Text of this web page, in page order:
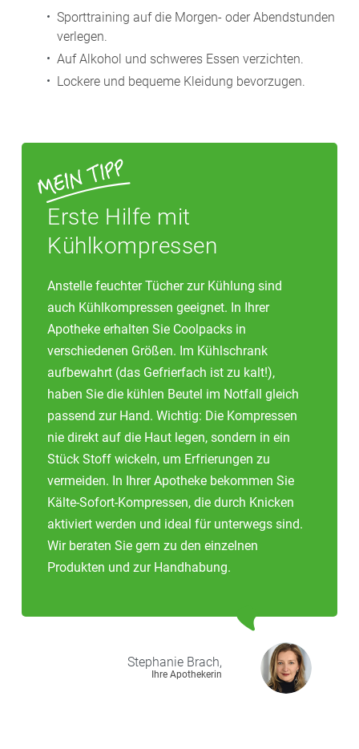
Sporttraining auf die Morgen- oder Abendstunden
verlegen.
Auf Alkohol und schweres Essen verzichten.
Lockere und bequeme Kleidung bevorzugen.
Erste Hilfe mit
Kühlkompressen
Anstelle feuchter Tücher zur Kühlung sind
auch Kühlkompressen geeignet. In Ihrer
Apotheke erhalten Sie Coolpacks in
verschiedenen Größen. Im Kühlschrank
aufbewahrt (das Gefrierfach ist zu kalt!),
haben Sie die kühlen Beutel im Notfall gleich
passend zur Hand. Wichtig: Die Kompressen
nie direkt auf die Haut legen, sondern in ein
Stück Stoff wickeln, um Erfrierungen zu
vermeiden. In Ihrer Apotheke bekommen Sie
Kälte-Sofort-Kompressen, die durch Knicken
aktiviert werden und ideal für unterwegs sind.
Wir beraten Sie gern zu den einzelnen
Produkten und zur Handhabung.
Stephanie Brach,
Ihre Apothekerin